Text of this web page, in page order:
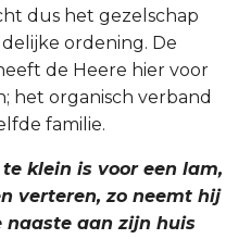
dus het gezelschap
ordening. De
de Heere hier voor
het organisch verband
familie.
klein is voor een lam,
verteren, zo neemt hij
naaste aan zijn huis